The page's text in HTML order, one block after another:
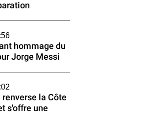
hommage du
Jorge Messi
renverse la Côte
s'offre une